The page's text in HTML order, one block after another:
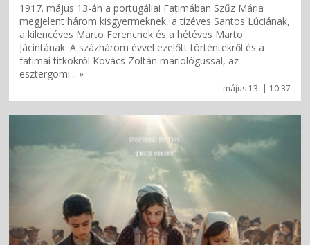
május 13. | 10:37
1917. május 13-án a portugáliai Fatimában Szűz Mária
megjelent három kisgyermeknek, a tízéves Santos Lúciának,
a kilencéves Marto Ferencnek és a hétéves Marto
Jácintának. A százhárom évvel ezelőtt történtekről és a
fatimai titkokról Kovács Zoltán mariológussal, az
esztergomi... »